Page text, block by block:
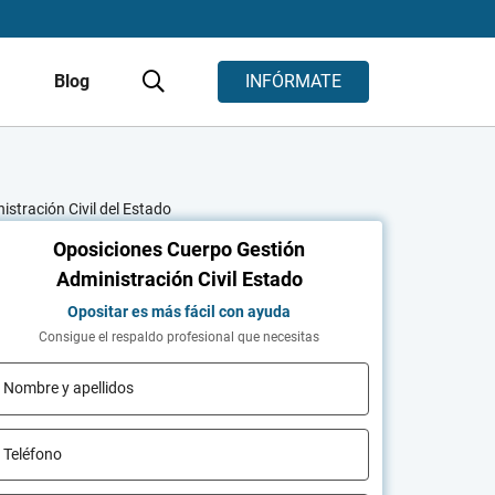
Blog INFÓRMATE
Civil del Estado
Oposiciones Cuerpo Gestión
Administración Civil Estado
Opositar es más fácil con ayuda
Consigue el respaldo profesional que necesitas
Nombre y apellidos
Teléfono